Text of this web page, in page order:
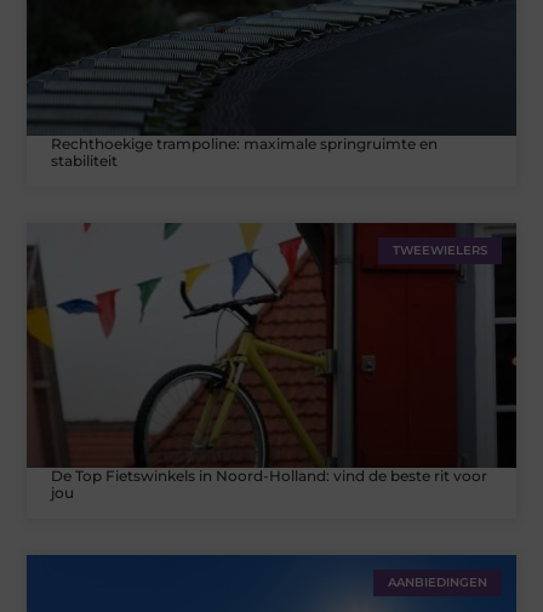
Rechthoekige trampoline: maximale springruimte en
stabiliteit
TWEEWIELERS
De Top Fietswinkels in Noord-Holland: vind de beste rit voor
jou
AANBIEDINGEN